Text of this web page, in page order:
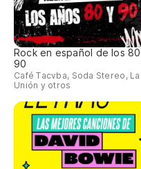
Rock en español de los
90
Café Tacvba, Soda Stereo, La
Unión y otros